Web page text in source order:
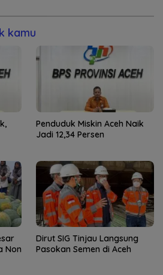
kamu
Penduduk Miskin Aceh Naik
Jadi 12,34 Persen
Non
Dirut SIG Tinjau Langsung
Pasokan Semen di Aceh